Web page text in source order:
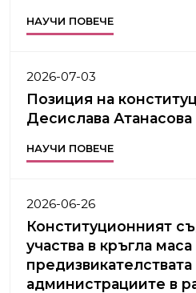
НАУЧИ ПОВЕЧЕ
2026-07-03
Позиция на
Десислава Атанасова
НАУЧИ ПОВЕЧЕ
2026-06-26
Конституционният
участва в кръгла маса
администрациите в